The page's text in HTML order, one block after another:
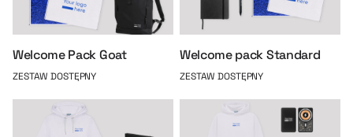
Welcome Pack Goat
ZESTAW DOSTĘPNY
Welcome pack Standard
ZESTAW DOSTĘPNY